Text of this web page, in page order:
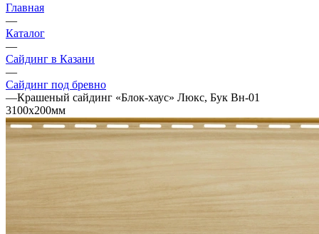
Главная
—
Каталог
—
Сайдинг в Казани
—
Сайдинг под бревно
—Крашеный сайдинг «Блок-хаус» Люкс, Бук Вн-01
3100х200мм